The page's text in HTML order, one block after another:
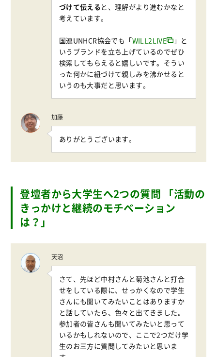
づけて伝えると、理解がより進むかなと
考えています。
国連UNHCR協会でも「WILL2LIVE
」と
いうブランドを立ち上げているのでぜひ
検索してもらえると嬉しいです。そうい
った何かに紐づけて親しみを沸かせると
いうのも大事だと思います。
加藤
ありがとうございます。
登壇者から大学生へ2つの質問 「活動の
きっかけと継続のモチベーション
は？」
天沼
さて、先ほど中村さんと菊池さんと打合
せをしている際に、せっかくなので学生
さんにも聞いてみたいことはありますか
と話していたら、色々と出てきました。
参加者の皆さんも聞いてみたいと思って
いるかもしれないので、ここで2つだけ学
生のお三方に質問してみたいと思いま